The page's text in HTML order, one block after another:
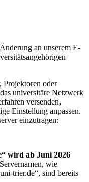
an unserem E-
Projektoren oder
universitäre Netzwerk
versenden,
Einstellung anpassen.
einzutragen:
wird ab Juni 2026
wie
trier.de“, sind bereits